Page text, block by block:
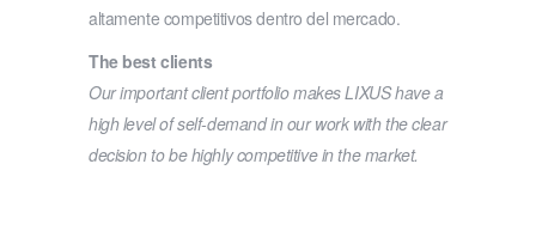
altamente competitivos dentro del mercado.
The best clients
Our important client portfolio makes LIXUS have a
high level of self-demand in our work with the clear
decision to be highly competitive in the market.